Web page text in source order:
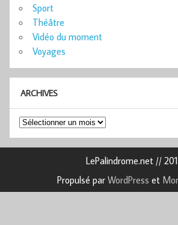
Sport
Théâtre
Vidéo du moment
Voyages
ARCHIVES
Archives
LePalindrome.net //
Propulsé par WordPress et